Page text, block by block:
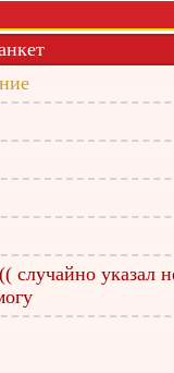
случайно указал